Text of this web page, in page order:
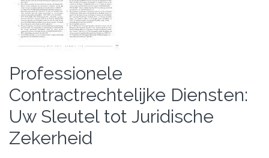
Professionele
Contractrechtelijke Diensten:
Uw Sleutel tot Juridische
Zekerheid